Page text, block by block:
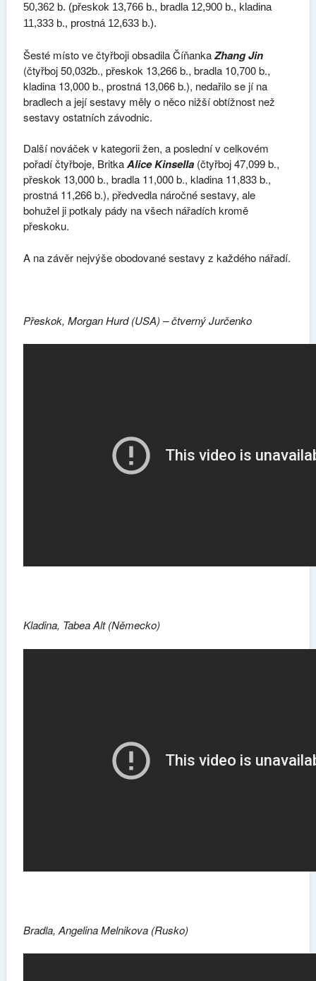
50,362 b. (přeskok 13,766 b., bradla 12,900 b., kladina
11,333 b., prostná 12,633 b.).
Šesté místo ve čtyřboji obsadila ČíňankaZhang Jin
(čtyřboj 50,032b., přeskok 13,266 b., bradla 10,700 b.,
kladina 13,000 b., prostná 13,066 b.), nedařilo se jí na
bradlech a její sestavy měly o něco nižší obtížnost než
sestavy ostatních závodnic.
Další nováček v kategorii žen, a poslední v celkovém
pořadí čtyřboje, BritkaAlice Kinsella(čtyřboj 47,099 b.,
přeskok 13,000 b., bradla 11,000 b., kladina 11,833 b.,
prostná 11,266 b.), předvedla náročné sestavy, ale
bohužel ji potkaly pády na všech nářadích kromě
přeskoku.
A na závěr nejvýše obodované sestavy z každého nářadí.
Přeskok, Morgan Hurd (USA) – čtverný Jurčenko
Kladina, Tabea Alt (Německo)
Bradla, Angelina Melnikova (Rusko)